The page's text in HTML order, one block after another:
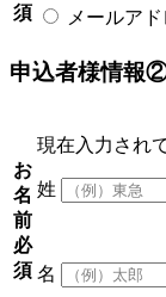
須
メールア
申込者様情報
お
名
前
必
須
現在入力され
姓
名